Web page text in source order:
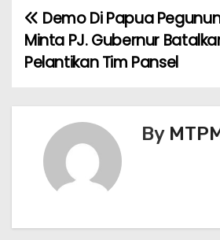
e
b
o
k
er l ts
A
p
e
st
N
a
s
Demo Di Papua
Minta PJ. Gubernur
Pelantikan Tim Pansel
By